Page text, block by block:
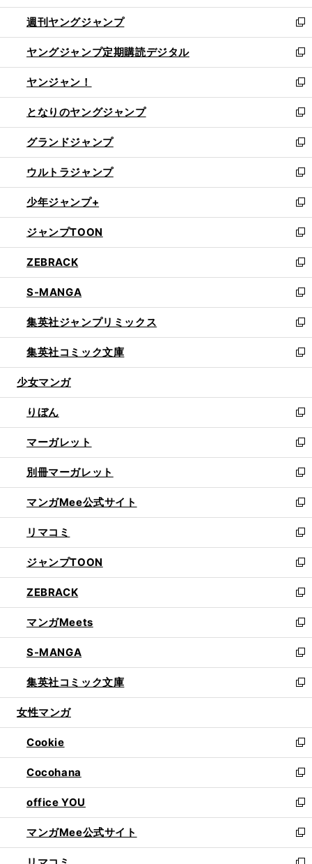
開
く
ウ
で
開
く
ン
ド
ウ
で
開
く
ウ
ィ
ン
ド
ウ
で
開
く
週刊ヤングジャンプ
新
し
い
ウ
ィ
ン
ド
ウ
で
開
く
ヤングジャンプ定期購読デジタル
新
し
い
ウ
ィ
ン
ド
ウ
で
開
く
ヤンジャン！
新
し
い
ウ
ィ
ン
ド
ウ
で
開
く
となりのヤングジャンプ
新
し
い
ウ
ィ
ン
ド
ウ
で
開
く
グランドジャンプ
新
し
い
ウ
ィ
ン
ド
ウ
で
開
く
ウルトラジャンプ
新
し
い
ウ
ィ
ン
ド
ウ
で
開
く
少年ジャンプ+
新
し
い
ウ
ィ
ン
ド
ウ
で
開
く
ジャンプTOON
新
し
い
ウ
ィ
ン
ド
ウ
で
開
ZEBRACK
新
し
い
ウ
ィ
ン
ド
ウ
開
く
S-MANGA
新
し
い
ウ
ィ
ン
ウ
で
開
く
集英社ジャンプリミックス
新
し
い
ウ
ン
ド
ウ
で
開
く
集英社コミック文庫
新
し
ウ
ィ
ン
ド
ウ
で
開
く
少女マンガ
りぼん
新
し
い
ウ
ィ
ン
ド
ウ
で
開
く
マーガレット
新
し
い
ウ
ィ
ン
ド
ウ
で
開
く
別冊マーガレット
新
し
い
ウ
ィ
ン
ド
ウ
で
開
く
マンガMee公式サイト
新
し
い
ウ
ィ
ン
ド
ウ
で
開
く
リマコミ
新
し
い
ウ
ィ
ン
ド
ウ
で
開
く
ジャンプTOON
新
し
い
ウ
ィ
ン
ド
ウ
で
開
ZEBRACK
新
し
い
ウ
ィ
ン
ド
ウ
開
く
マンガMeets
新
し
い
ウ
ィ
ン
ウ
で
開
く
S-MANGA
新
し
い
ウ
ン
ド
ウ
で
開
く
集英社コミック文庫
新
し
ウ
ィ
ン
ド
ウ
で
開
く
女性マンガ
Cookie
新
し
い
ウ
ィ
ン
ド
ウ
Cocohana
新
し
い
ウ
ィ
ン
office YOU
新
し
い
ウ
マンガMee公式サイト
新
し